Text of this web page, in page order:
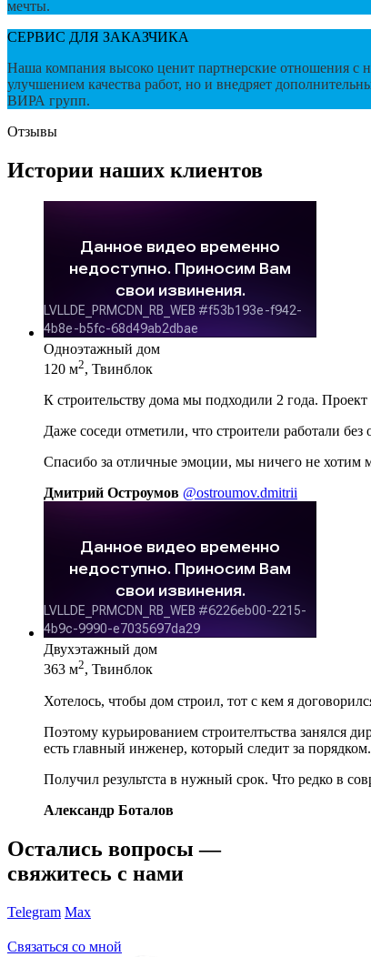
мечты.
СЕРВИС ДЛЯ ЗАКАЗЧИКА
Наша компания высоко ценит партнерские отношения с
улучшением качества работ, но и внедряет
ВИРА групп.
Отзывы
Истории наших клиентов
Одноэтажный дом
120 м2, Твинблок
К строительству дома мы подходили 2 года.
Даже соседи отметили, что строители работали
Спасибо за отличные эмоции, мы ничего не хотим
Дмитрий Остроумов @ostroumov.dmitrii
Двухэтажный дом
363 м2, Твинблок
Хотелось, чтобы дом строил, тот с кем я
Поэтому курьированием строителтьства занялся
есть главный инженер, который следит за порядком.
Получил результста в нужный срок. Что редко в
Александр Боталов
Остались вопросы —
свяжитесь с нами
Telegram Max
Связаться со мной